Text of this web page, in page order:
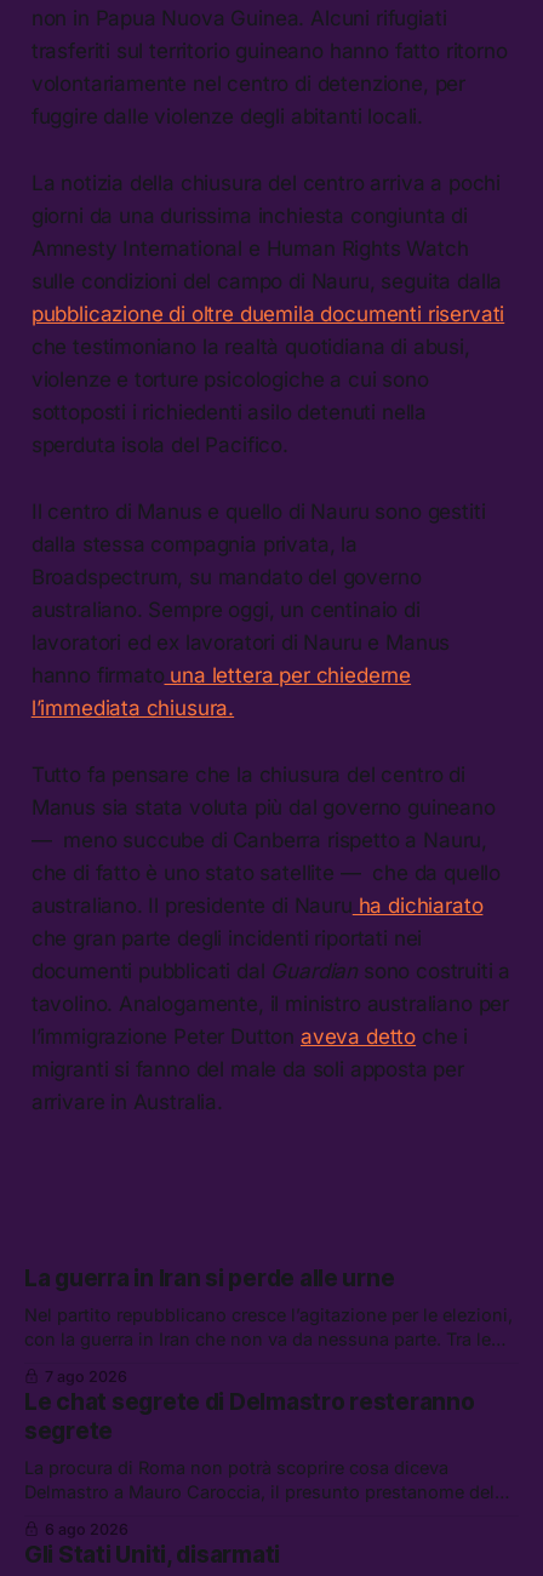
non in Papua Nuova Guinea. Alcuni rifugiati
trasferiti sul territorio guineano hanno fatto ritorno
volontariamente nel centro di detenzione, per
fuggire dalle violenze degli abitanti locali.
La notizia della chiusura del centro arriva a pochi
giorni da una durissima inchiesta congiunta di
Amnesty International e Human Rights Watch
sulle condizioni del campo di Nauru, seguita dalla
pubblicazione di oltre duemila documenti riservati
che testimoniano la realtà quotidiana di abusi,
violenze e torture psicologiche a cui sono
sottoposti i richiedenti asilo detenuti nella
sperduta isola del Pacifico.
Il centro di Manus e quello di Nauru sono gestiti
dalla stessa compagnia privata, la
Broadspectrum, su mandato del governo
australiano. Sempre oggi, un centinaio di
lavoratori ed ex lavoratori di Nauru e Manus
hanno firmato una lettera per chiederne
l’immediata chiusura.
Tutto fa pensare che la chiusura del centro di
Manus sia stata voluta più dal governo guineano
— meno succube di Canberra rispetto a Nauru,
che di fatto è uno stato satellite — che da quello
australiano. Il presidente di Nauru ha dichiarato
che gran parte degli incidenti riportati nei
documenti pubblicati dal Guardian sono costruiti a
tavolino. Analogamente, il ministro australiano per
l’immigrazione Peter Dutton aveva detto che i
migranti si fanno del male da soli apposta per
arrivare in Australia.
La guerra in Iran si perde alle urne
Nel partito repubblicano cresce l’agitazione per le elezioni,
con la guerra in Iran che non va da nessuna parte. Tra le
altre notizie: due alti dirigenti del Mossad hanno perso il
lavoro, Schlein prova a mettere in sicurezza la coalizione, e
che cos’è lo “Spiralismo,” la religione degli agenti IA
7 ago 2026
Le chat segrete di Delmastro resteranno
segrete
La procura di Roma non potrà scoprire cosa diceva
Delmastro a Mauro Caroccia, il presunto prestanome del
clan Senese. Tra le altre notizie: le IDF hanno ripreso gli
attacchi in Libano, il governo chiederà 36 miliardi di
flessibilità in armi e energia, e Grokipedia è già stata
6 ago 2026
Gli Stati Uniti, disarmati